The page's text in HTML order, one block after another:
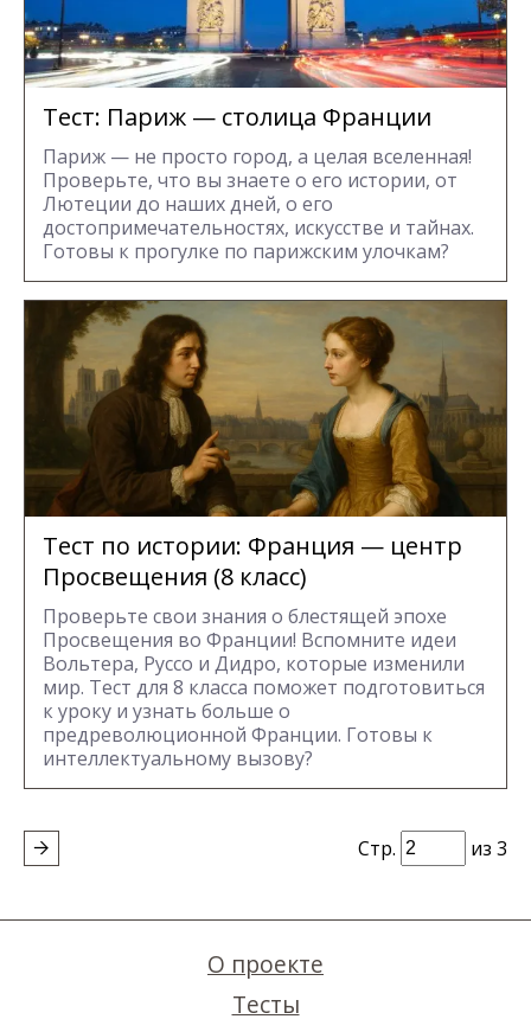
Тест: Париж — столица Франции
Париж — не просто город, а целая вселенная!
Проверьте, что вы знаете о его истории, от
Лютеции до наших дней, о его
достопримечательностях, искусстве и тайнах.
Готовы к прогулке по парижским улочкам?
Тест по истории: Франция — центр
Просвещения (8 класс)
Проверьте свои знания о блестящей эпохе
Просвещения во Франции! Вспомните идеи
Вольтера, Руссо и Дидро, которые изменили
мир. Тест для 8 класса поможет подготовиться
к уроку и узнать больше о
предреволюционной Франции. Готовы к
интеллектуальному вызову?
Стр. из 3
О проекте
Тесты